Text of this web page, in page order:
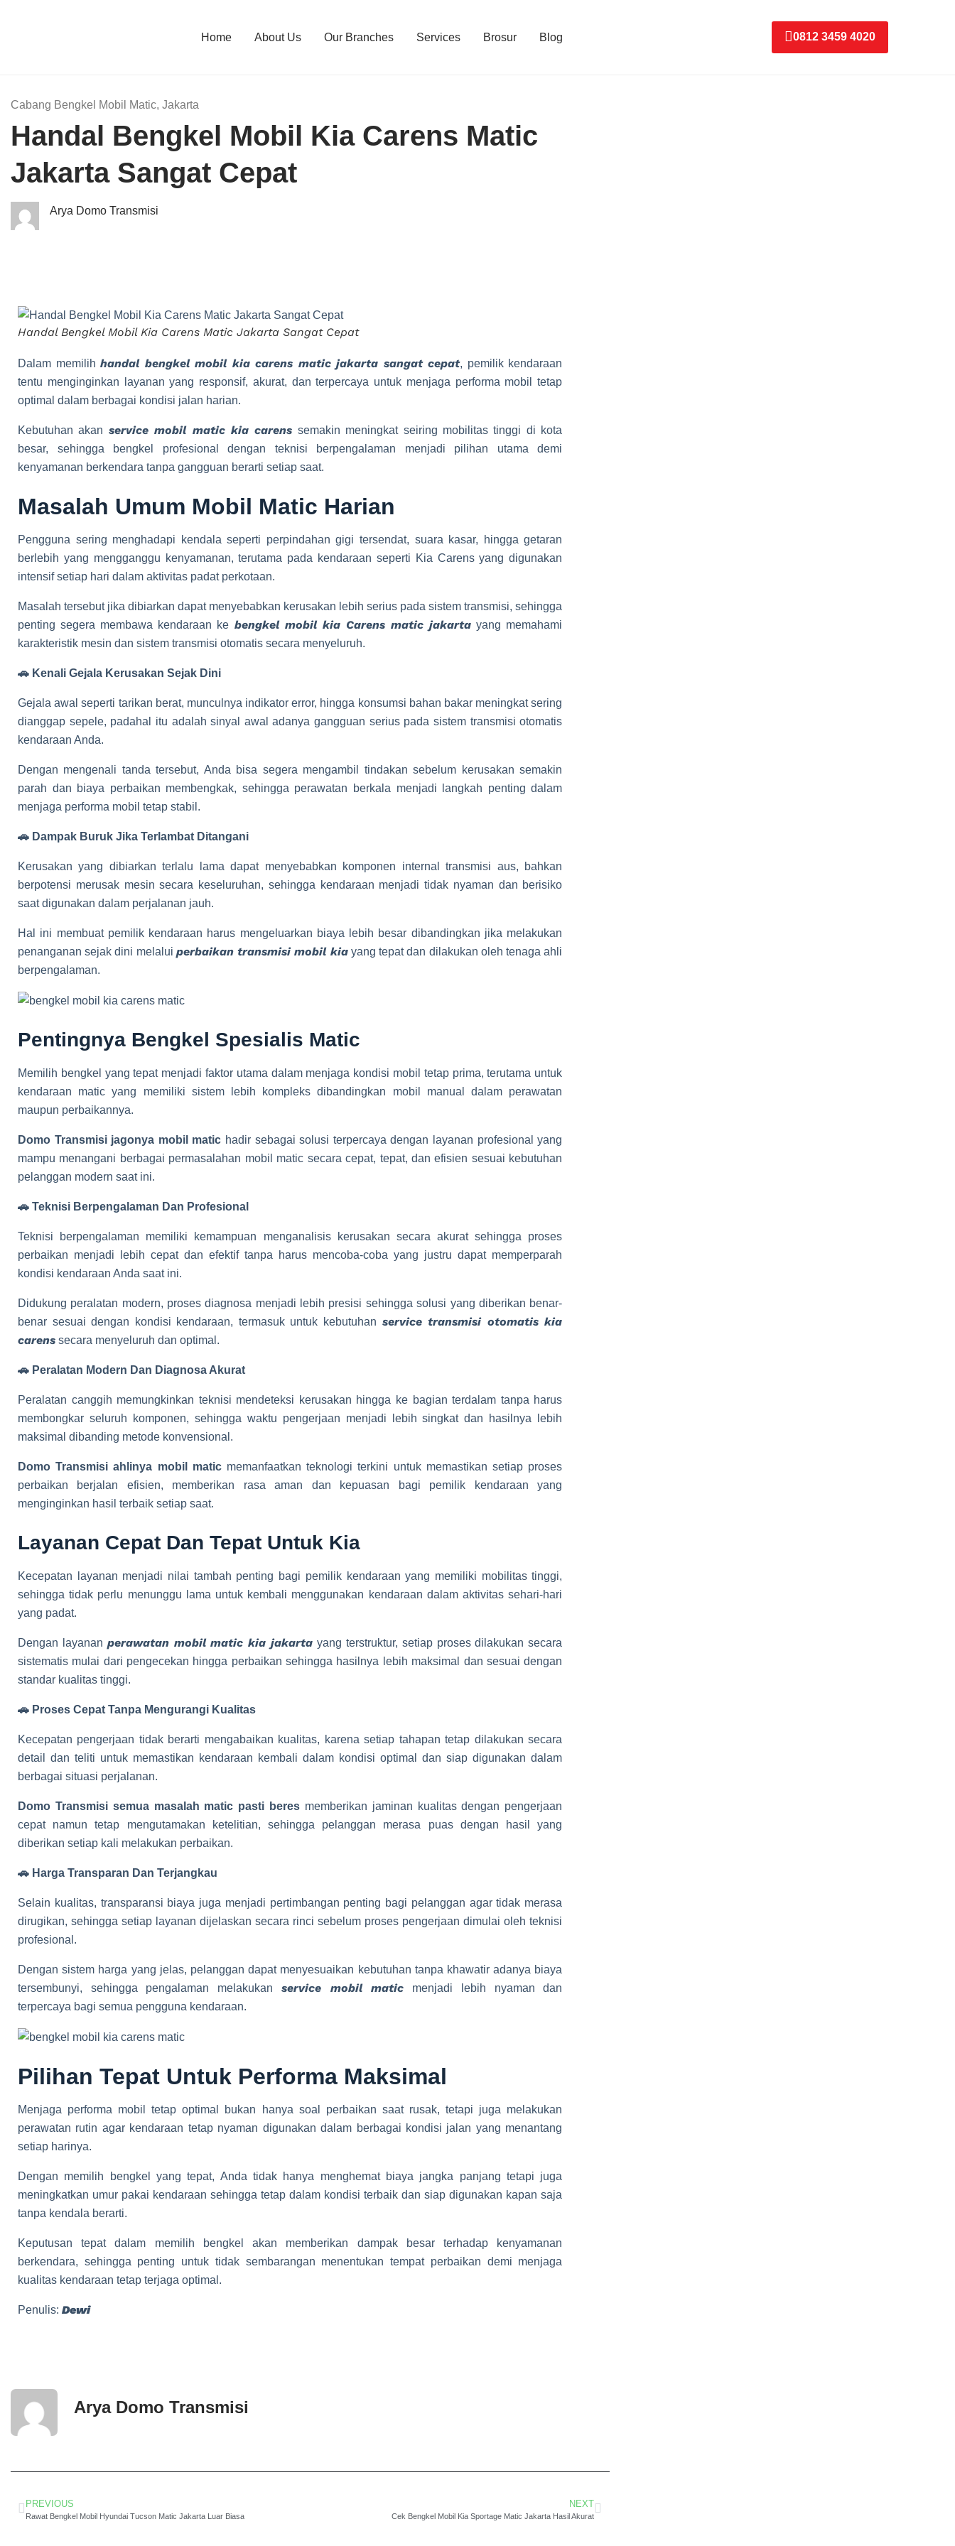
Home About Us Our Branches Services Brosur Blog 0812 3459 4020
Cabang Bengkel Mobil Matic, Jakarta
Handal Bengkel Mobil Kia Carens Matic
Jakarta Sangat Cepat
Arya Domo Transmisi
Handal Bengkel Mobil Kia Carens Matic Jakarta Sangat Cepat
Dalam memilihhandal bengkel mobil kia carens matic jakarta sangat cepat, pemilik kendaraan
tentu menginginkan layanan yang responsif, akurat, dan terpercaya untuk menjaga performa mobil tetap
optimal dalam berbagai kondisi jalan harian.
Kebutuhan akan service mobil matic kia carens semakin meningkat seiring mobilitas tinggi di kota
besar, sehingga bengkel profesional dengan teknisi berpengalaman menjadi pilihan utama demi
kenyamanan berkendara tanpa gangguan berarti setiap saat.
Masalah Umum Mobil Matic Harian
Pengguna sering menghadapi kendala seperti perpindahan gigi tersendat, suara kasar, hingga getaran
berlebih yang mengganggu kenyamanan, terutama pada kendaraan seperti Kia Carens yang digunakan
intensif setiap hari dalam aktivitas padat perkotaan.
Masalah tersebut jika dibiarkan dapat menyebabkan kerusakan lebih serius pada sistem transmisi, sehingga
penting segera membawa kendaraan ke bengkel mobil kia Carens matic jakarta yang memahami
karakteristik mesin dan sistem transmisi otomatis secara menyeluruh.
🚗 Kenali Gejala Kerusakan Sejak Dini
Gejala awal seperti tarikan berat, munculnya indikator error, hingga konsumsi bahan bakar meningkat sering
dianggap sepele, padahal itu adalah sinyal awal adanya gangguan serius pada sistem transmisi otomatis
kendaraan Anda.
Dengan mengenali tanda tersebut, Anda bisa segera mengambil tindakan sebelum kerusakan semakin
parah dan biaya perbaikan membengkak, sehingga perawatan berkala menjadi langkah penting dalam
menjaga performa mobil tetap stabil.
🚗 Dampak Buruk Jika Terlambat Ditangani
Kerusakan yang dibiarkan terlalu lama dapat menyebabkan komponen internal transmisi aus, bahkan
berpotensi merusak mesin secara keseluruhan, sehingga kendaraan menjadi tidak nyaman dan berisiko
saat digunakan dalam perjalanan jauh.
Hal ini membuat pemilik kendaraan harus mengeluarkan biaya lebih besar dibandingkan jika melakukan
penanganan sejak dini melalui perbaikan transmisi mobil kiayang tepat dan dilakukan oleh tenaga ahli
berpengalaman.
Pentingnya Bengkel Spesialis Matic
Memilih bengkel yang tepat menjadi faktor utama dalam menjaga kondisi mobil tetap prima, terutama untuk
kendaraan matic yang memiliki sistem lebih kompleks dibandingkan mobil manual dalam perawatan
maupun perbaikannya.
Domo Transmisi jagonya mobil matic hadir sebagai solusi terpercaya dengan layanan profesional yang
mampu menangani berbagai permasalahan mobil matic secara cepat, tepat, dan efisien sesuai kebutuhan
pelanggan modern saat ini.
🚗 Teknisi Berpengalaman Dan Profesional
Teknisi berpengalaman memiliki kemampuan menganalisis kerusakan secara akurat sehingga proses
perbaikan menjadi lebih cepat dan efektif tanpa harus mencoba-coba yang justru dapat memperparah
kondisi kendaraan Anda saat ini.
Didukung peralatan modern, proses diagnosa menjadi lebih presisi sehingga solusi yang diberikan benar-
benar sesuai dengan kondisi kendaraan, termasuk untuk kebutuhan service transmisi otomatis kia
carens secara menyeluruh dan optimal.
🚗 Peralatan Modern Dan Diagnosa Akurat
Peralatan canggih memungkinkan teknisi mendeteksi kerusakan hingga ke bagian terdalam tanpa harus
membongkar seluruh komponen, sehingga waktu pengerjaan menjadi lebih singkat dan hasilnya lebih
maksimal dibanding metode konvensional.
Domo Transmisi ahlinya mobil maticmemanfaatkan teknologi terkini untuk memastikan setiap proses
perbaikan berjalan efisien, memberikan rasa aman dan kepuasan bagi pemilik kendaraan yang
menginginkan hasil terbaik setiap saat.
Layanan Cepat Dan Tepat Untuk Kia
Kecepatan layanan menjadi nilai tambah penting bagi pemilik kendaraan yang memiliki mobilitas tinggi,
sehingga tidak perlu menunggu lama untuk kembali menggunakan kendaraan dalam aktivitas sehari-hari
yang padat.
Dengan layanan perawatan mobil matic kia jakarta yang terstruktur, setiap proses dilakukan secara
sistematis mulai dari pengecekan hingga perbaikan sehingga hasilnya lebih maksimal dan sesuai dengan
standar kualitas tinggi.
🚗 Proses Cepat Tanpa Mengurangi Kualitas
Kecepatan pengerjaan tidak berarti mengabaikan kualitas, karena setiap tahapan tetap dilakukan secara
detail dan teliti untuk memastikan kendaraan kembali dalam kondisi optimal dan siap digunakan dalam
berbagai situasi perjalanan.
Domo Transmisi semua masalah matic pasti beres memberikan jaminan kualitas dengan pengerjaan
cepat namun tetap mengutamakan ketelitian, sehingga pelanggan merasa puas dengan hasil yang
diberikan setiap kali melakukan perbaikan.
🚗 Harga Transparan Dan Terjangkau
Selain kualitas, transparansi biaya juga menjadi pertimbangan penting bagi pelanggan agar tidak merasa
dirugikan, sehingga setiap layanan dijelaskan secara rinci sebelum proses pengerjaan dimulai oleh teknisi
profesional.
Dengan sistem harga yang jelas, pelanggan dapat menyesuaikan kebutuhan tanpa khawatir adanya biaya
tersembunyi, sehingga pengalaman melakukan service mobil matic menjadi lebih nyaman dan
terpercaya bagi semua pengguna kendaraan.
Pilihan Tepat Untuk Performa Maksimal
Menjaga performa mobil tetap optimal bukan hanya soal perbaikan saat rusak, tetapi juga melakukan
perawatan rutin agar kendaraan tetap nyaman digunakan dalam berbagai kondisi jalan yang menantang
setiap harinya.
Dengan memilih bengkel yang tepat, Anda tidak hanya menghemat biaya jangka panjang tetapi juga
meningkatkan umur pakai kendaraan sehingga tetap dalam kondisi terbaik dan siap digunakan kapan saja
tanpa kendala berarti.
Keputusan tepat dalam memilih bengkel akan memberikan dampak besar terhadap kenyamanan
berkendara, sehingga penting untuk tidak sembarangan menentukan tempat perbaikan demi menjaga
kualitas kendaraan tetap terjaga optimal.
Penulis: Dewi
Arya Domo Transmisi
PREVIOUS
Rawat Bengkel Mobil Hyundai Tucson Matic Jakarta Luar Biasa
NEXT
Cek Bengkel Mobil Kia Sportage Matic Jakarta Hasil Akurat